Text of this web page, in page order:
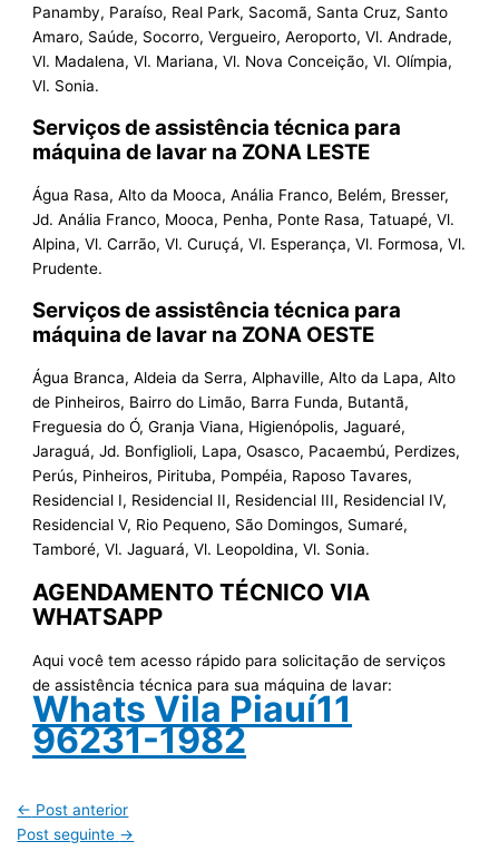
Panamby, Paraíso, Real Park, Sacomã, Santa Cruz, Santo
Amaro, Saúde, Socorro, Vergueiro, Aeroporto, Vl. Andrade,
Vl. Madalena, Vl. Mariana, Vl. Nova Conceição, Vl. Olímpia,
Vl. Sonia.
Serviços de assistência técnica para
máquina de lavar na ZONA LESTE
Água Rasa, Alto da Mooca, Anália Franco, Belém, Bresser,
Jd. Anália Franco, Mooca, Penha, Ponte Rasa, Tatuapé, Vl.
Alpina, Vl. Carrão, Vl. Curuçá, Vl. Esperança, Vl. Formosa, Vl.
Prudente.
Serviços de assistência técnica para
máquina de lavar na ZONA OESTE
Água Branca, Aldeia da Serra, Alphaville, Alto da Lapa, Alto
de Pinheiros, Bairro do Limão, Barra Funda, Butantã,
Freguesia do Ó, Granja Viana, Higienópolis, Jaguaré,
Jaraguá, Jd. Bonfiglioli, Lapa, Osasco, Pacaembú, Perdizes,
Perús, Pinheiros, Pirituba, Pompéia, Raposo Tavares,
Residencial I, Residencial II, Residencial III, Residencial IV,
Residencial V, Rio Pequeno, São Domingos, Sumaré,
Tamboré, Vl. Jaguará, Vl. Leopoldina, Vl. Sonia.
AGENDAMENTO TÉCNICO VIA
WHATSAPP
Aqui você tem acesso rápido para solicitação de serviços
de assistência técnica para sua máquina de lavar:
Whats Vila Piauí11
96231-1982
← Post anterior
Post seguinte →